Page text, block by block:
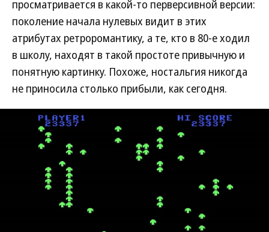
просматривается в какой-то перверсивной версии:
поколение начала нулевых видит в этих
атрибутах ретроромантику, а те, кто в 80-е ходил
в школу, находят в такой простоте привычную и
понятную картинку. Похоже, ностальгия никогда
не приносила столько прибыли, как сегодня.